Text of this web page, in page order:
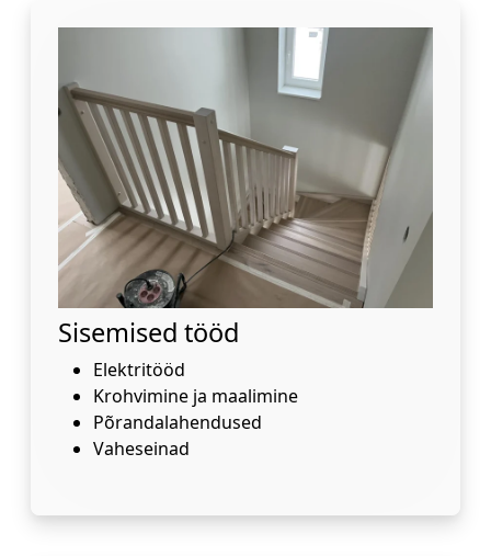
Sisemised tööd
Elektritööd
Krohvimine ja maalimine
Põrandalahendused
Vaheseinad